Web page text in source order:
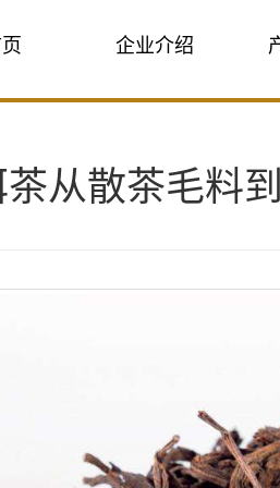
企业介绍
从散茶毛料